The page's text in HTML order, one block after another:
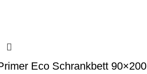
Eco Schrankbett